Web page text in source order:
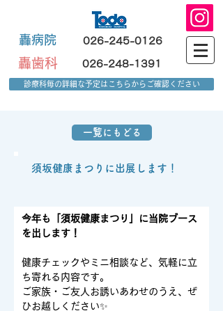
轟病院 026-245-0126
轟歯科 026-248-1391
診療科毎の詳細な予定はこちらからご確認ください
一覧にもどる
須坂健康まつりに出展します！
今年も「須坂健康まつり」に当院ブース
を出します！
健康チェックやミニ相談など、気軽に立
ち寄れる内容です。
ご家族・ご友人お誘いあわせのうえ、ぜ
ひお越しください✨